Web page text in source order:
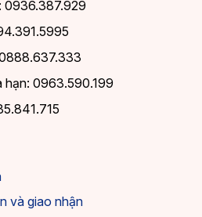
0936.387.929
hạn: 0963.590.199
và giao nhận